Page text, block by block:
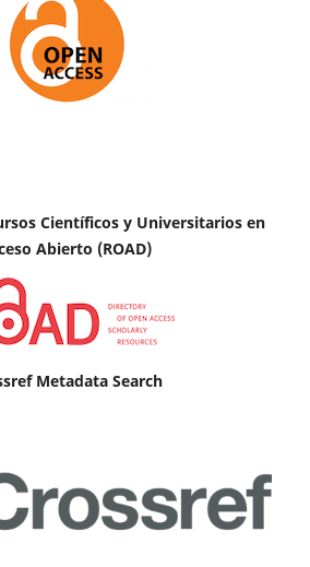
Científicos y Universitarios en
Abierto (ROAD)
Metadata Search